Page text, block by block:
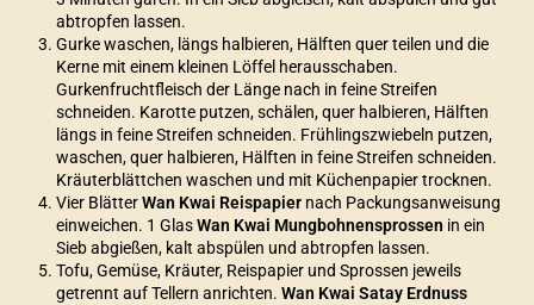
abtropfen lassen.
Gurke waschen, längs halbieren, Hälften quer teilen und die
Kerne mit einem kleinen Löffel herausschaben.
Gurkenfruchtfleisch der Länge nach in feine Streifen
schneiden. Karotte putzen, schälen, quer halbieren, Hälften
längs in feine Streifen schneiden. Frühlingszwiebeln putzen,
waschen, quer halbieren, Hälften in feine Streifen schneiden.
Kräuterblättchen waschen und mit Küchenpapier trocknen.
Vier BlätterWan Kwai Reispapier nach Packungsanweisung
einweichen. 1 GlasWan Kwai Mungbohnensprossen in ein
Sieb abgießen, kalt abspülen und abtropfen lassen.
Tofu, Gemüse, Kräuter, Reispapier und Sprossen jeweils
getrennt auf Tellern anrichten. Wan Kwai Satay Erdnuss